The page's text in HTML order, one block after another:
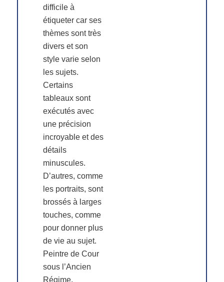
difficile à
étiqueter car ses
thèmes sont très
divers et son
style varie selon
les sujets.
Certains
tableaux sont
exécutés avec
une précision
incroyable et des
détails
minuscules.
D’autres, comme
les portraits, sont
brossés à larges
touches, comme
pour donner plus
de vie au sujet.
Peintre de Cour
sous l’Ancien
Régime,